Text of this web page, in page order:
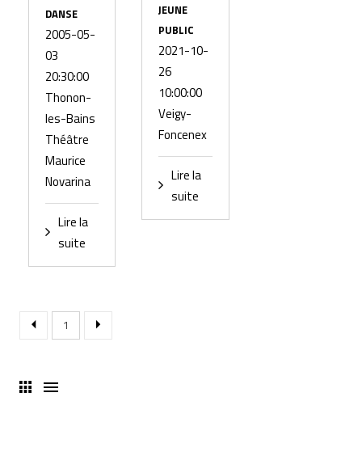
DANSE
2005-05-
03
20:30:00
Thonon-
les-Bains
Théâtre
Maurice
Novarina
Lire la
suite
JEUNE
PUBLIC
2021-10-
26
10:00:00
Veigy-
Foncenex
Lire la
suite
1